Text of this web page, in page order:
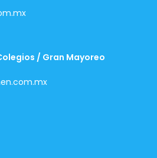
/ Gran Mayoreo